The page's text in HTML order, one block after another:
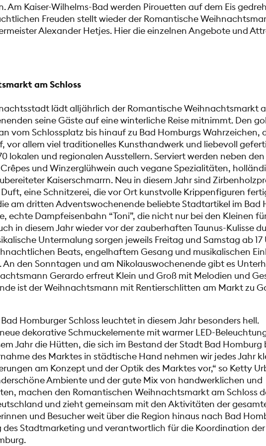
Am Kaiser-Wilhelms-Bad werden Pirouetten auf dem Eis
Freuden stellt wieder der Romantische
Alexander Hetjes. Hier die einzelnen Angebote und
am Schloss
lädt alljährlich der Romantische Weihnachtsmarkt
seine Gäste auf eine winterliche Reise mitnimmt. Den
vom Schlossplatz bis hinauf zu Bad Homburgs Wahrzeichen,
vor allem viel traditionelles Kunsthandwerk und liebevoll
lokalen und regionalen Ausstellern. Serviert werden neben den
und Winzerglühwein auch vegane Spezialitäten,
Kaiserschmarrn. Neu in diesem Jahr sind
eine Schnitzerei, die vor Ort kunstvolle Krippenfiguren
am dritten Adventswochenende beliebte Stadtartikel im Bad
echte Dampfeisenbahn “Toni”, die nicht nur bei den Kleinen
in diesem Jahr wieder vor der zauberhaften Taunus-Kulisse
Untermalung sorgen jeweils Freitag und Samstag ab 17
Beats, engelhaftem Gesang und musikalischen
An den Sonntagen und am Nikolauswochenende gibt es
Gerardo erfreut Klein und Groß mit Melodien und
ist der Weihnachtsmann mit Rentierschlitten am Markt zu
Homburger Schloss leuchtet in diesem Jahr besonders hell.
dekorative Schmuckelemente mit warmer LED-
Jahr die Hütten, die sich im Bestand der Stadt Bad Homburg
des Marktes in städtische Hand nehmen wir jedes Jahr
am Konzept und der Optik des Marktes vor,“ so Ketty
Ambiente und der gute Mix von handwerklichen und
machen den Romantischen Weihnachtsmarkt am Schloss
und zieht gemeinsam mit den Aktivitäten der
und Besucher weit über die Region hinaus nach Bad
des Stadtmarketing und verantwortlich für die Koordination der